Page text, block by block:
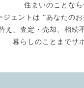
住まいのことなら
ジェントは “あなたの
え、査定・売却、相続
暮らしのことまでサ